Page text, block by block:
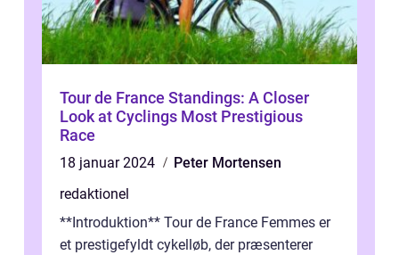
Tour de France Standings: A Closer
Look at Cyclings Most Prestigious
Race
18 januar 2024
Peter Mortensen
redaktionel
**Introduktion** Tour de France Femmes er
et prestigefyldt cykelløb, der præsenterer